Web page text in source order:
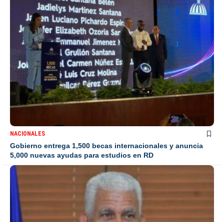
NACIONALES
Gobierno entrega 1,500 becas internacionales y anuncia
5,000 nuevas ayudas para estudios en RD